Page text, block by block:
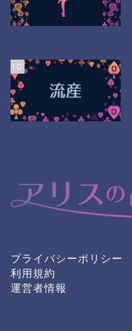
10
プライバシーポリシー
利用規約
運営者情報